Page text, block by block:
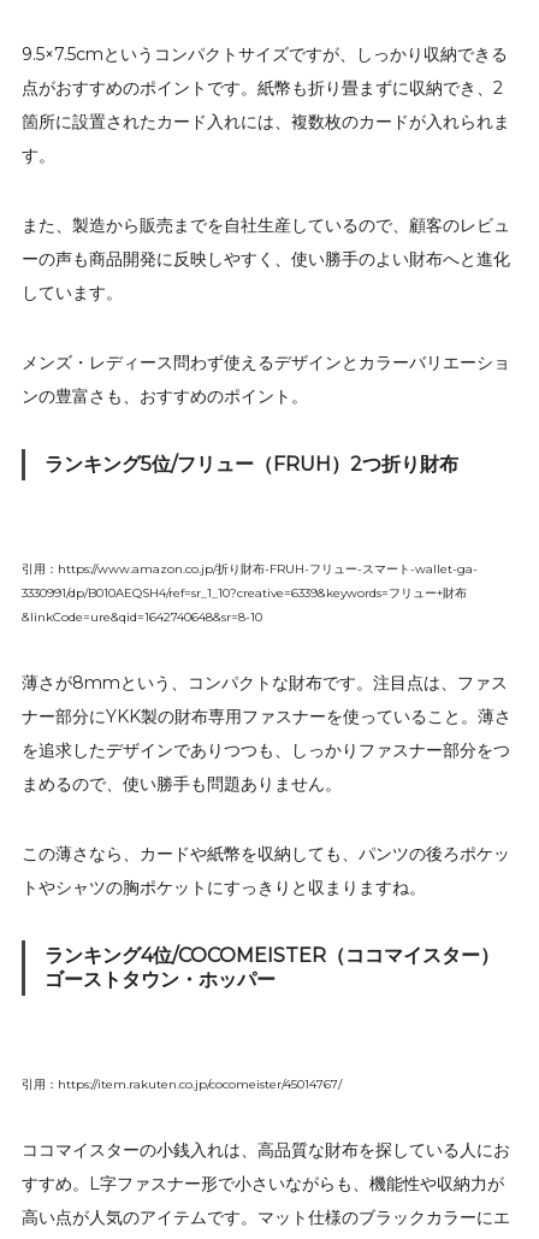
9.5×7.5cmというコンパクトサイズですが、しっかり収納できる
点がおすすめのポイントです。紙幣も折り畳まずに収納でき、2
箇所に設置されたカード入れには、複数枚のカードが入れられま
す。
また、製造から販売までを自社生産しているので、顧客のレビュ
ーの声も商品開発に反映しやすく、使い勝手のよい財布へと進化
しています。
メンズ・レディース問わず使えるデザインとカラーバリエーショ
ンの豊富さも、おすすめのポイント。
ランキング5位/フリュー（FRUH）2つ折り財布
引用：https://www.amazon.co.jp/折り財布-FRUH-フリュー-スマート-wallet-ga-
3330991/dp/B010AEQSH4/ref=sr_1_10?creative=6339&keywords=フリュー+財布
&linkCode=ure&qid=1642740648&sr=8-10
薄さが8mmという、コンパクトな財布です。注目点は、ファス
ナー部分にYKK製の財布専用ファスナーを使っていること。薄さ
を追求したデザインでありつつも、しっかりファスナー部分をつ
まめるので、使い勝手も問題ありません。
この薄さなら、カードや紙幣を収納しても、パンツの後ろポケッ
トやシャツの胸ポケットにすっきりと収まりますね。
ランキング4位/COCOMEISTER（ココマイスター）
ゴーストタウン・ホッパー
引用：https://item.rakuten.co.jp/cocomeister/45014767/
ココマイスターの小銭入れは、高品質な財布を探している人にお
すすめ。L字ファスナー形で小さいながらも、機能性や収納力が
高い点が人気のアイテムです。マット仕様のブラックカラーにエ